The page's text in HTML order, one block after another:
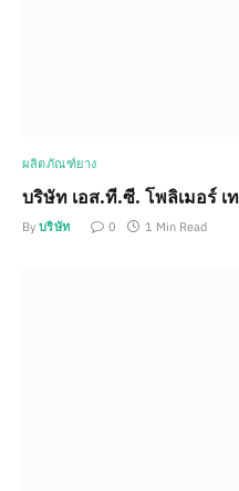
ผลิตภัณฑ์ยาง
บริษัท เอส.ที.ซี. โพลิเมอร์ เ
By บริษัท 0 1 Min Read